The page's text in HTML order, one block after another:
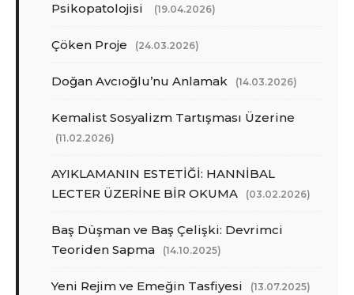
Psikopatolojisi
(19.04.2026)
Çöken Proje (24.03.2026)
Doğan Avcıoğlu’nu Anlamak (14.03.2026)
Kemalist Sosyalizm Tartışması Üzerine
(11.02.2026)
AYIKLAMANIN ESTETİĞİ: HANNİBAL
LECTER ÜZERİNE BİR OKUMA
(03.02.2026)
Baş Düşman ve Baş Çelişki: Devrimci
Teoriden Sapma
(14.10.2025)
Yeni Rejim ve Emeğin Tasfiyesi (13.07.2025)